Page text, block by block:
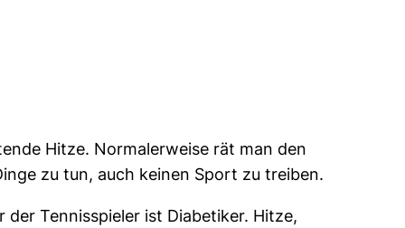
Hitze. Normalerweise rät man den
zu tun, auch keinen Sport zu treiben.
Tennisspieler ist Diabetiker. Hitze,